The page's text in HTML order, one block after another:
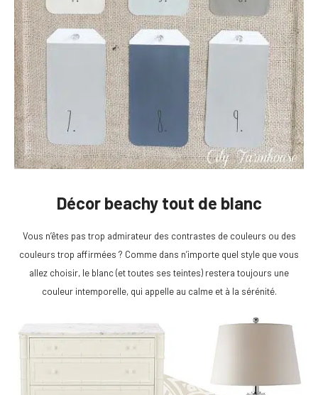
Décor beachy tout de blanc
Vous n’êtes pas trop admirateur des contrastes de couleurs ou des
couleurs trop affirmées ? Comme dans n’importe quel style que vous
allez choisir, le blanc (et toutes ses teintes) restera toujours une
couleur intemporelle, qui appelle au calme et à la sérénité.